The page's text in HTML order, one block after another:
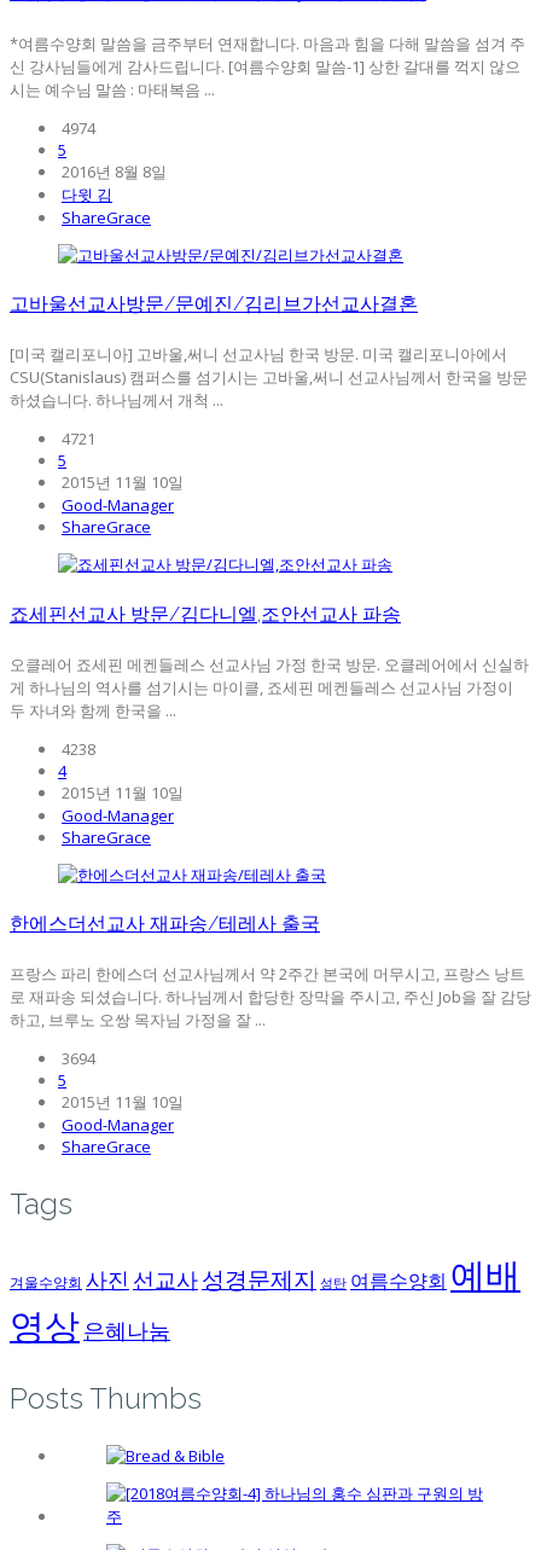
*여름수양회 말씀을 금주부터 연재합니다. 마음과 힘을 다해 말씀을 섬겨 주
신 강사님들에게 감사드립니다. [여름수양회 말씀-1] 상한 갈대를 꺽지 않으
시는 예수님 말씀 : 마태복음 ...
4974
5
2016년 8월 8일
다윗 김
ShareGrace
고바울선교사방문/문예진/김리브가선교사결혼
[미국 캘리포니아] 고바울,써니 선교사님 한국 방문. 미국 캘리포니아에서
CSU(Stanislaus) 캠퍼스를 섬기시는 고바울,써니 선교사님께서 한국을 방문
하셨습니다. 하나님께서 개척 ...
4721
5
2015년 11월 10일
Good-Manager
ShareGrace
죠세핀선교사 방문/김다니엘,조안선교사 파송
오클레어 죠세핀 메켄들레스 선교사님 가정 한국 방문. 오클레어에서 신실하
게 하나님의 역사를 섬기시는 마이클, 죠세핀 메켄들레스 선교사님 가정이
두 자녀와 함께 한국을 ...
4238
4
2015년 11월 10일
Good-Manager
ShareGrace
한에스더선교사 재파송/테레사 출국
프랑스 파리 한에스더 선교사님께서 약 2주간 본국에 머무시고, 프랑스 낭트
로 재파송 되셨습니다. 하나님께서 합당한 장막을 주시고, 주신 Job을 잘 감당
하고, 브루노 오쌍 목자님 가정을 잘 ...
3694
5
2015년 11월 10일
Good-Manager
ShareGrace
Tags
겨울수양회 사진 선교사성경문제지 성탄 여름수양회 예배
영상은혜나눔
Posts Thumbs